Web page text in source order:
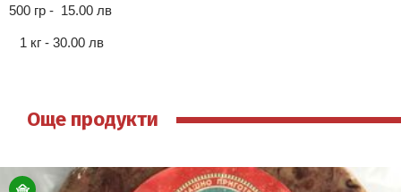
500 гр - 15.00 лв
1 кг - 30.00 лв
Още продукти